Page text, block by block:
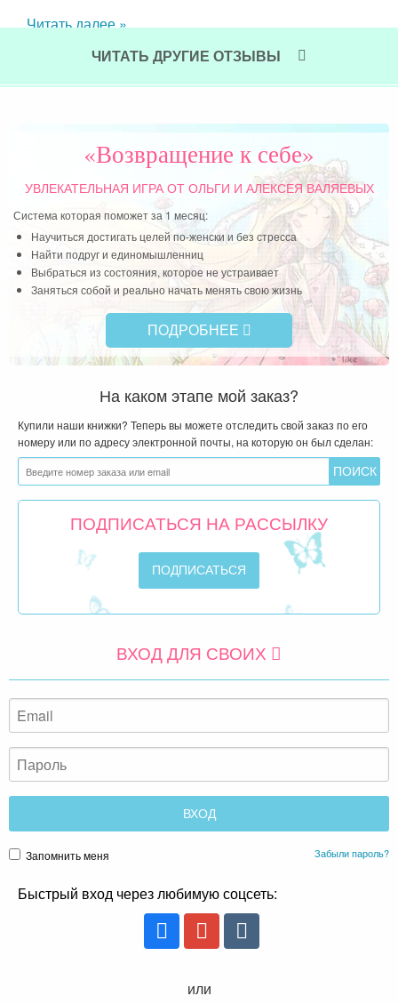
Читать далее »
ЧИТАТЬ ДРУГИЕ ОТЗЫВЫ
«Возвращение к себе»
УВЛЕКАТЕЛЬНАЯ ИГРАОТ ОЛЬГИ И АЛЕКСЕЯ ВАЛЯЕВЫХ
Система которая поможет за 1 месяц:
Научиться достигать целей по-женски и без стресса
Найти подруг и единомышленниц
Выбраться из состояния, которое не устраивает
Заняться собой и реально начать менять свою жизнь
ПОДРОБНЕЕ
На каком этапе мой заказ?
Купили наши книжки? Теперь вы можете отследить свой заказ по его
номеру или по адресу электронной почты, на которую он был сделан:
ПОДПИСАТЬСЯ НА РАССЫЛКУ
ВХОД ДЛЯ СВОИХ
Запомнить меня Забыли пароль?
Быстрый вход через любимую соцсеть:
или